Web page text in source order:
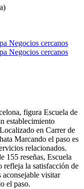
Negocios cercanos
Negocios cercanos
figura Escuela de
establecimiento
en Carrer de
Marcando el paso es
relacionados.
155 reseñas, Escuela
refleja la satisfacción de
aconsejable visitar
el paso.